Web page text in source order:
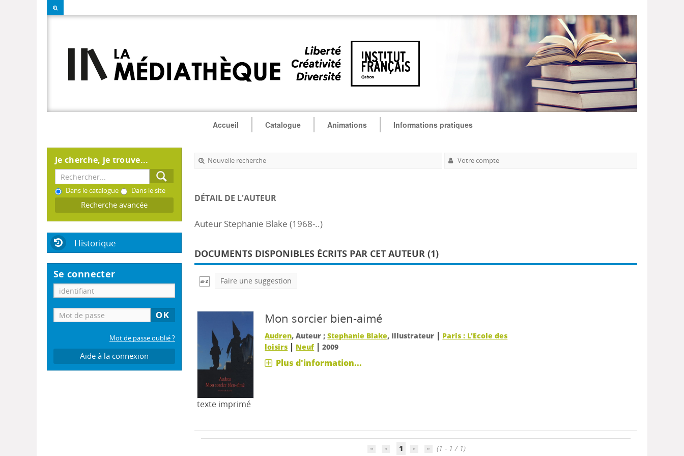
Accueil Catalogue Animations Informations pratiques
Je cherche, je trouve...
Dans le catalogue Dans le site
Recherche avancée
Historique
Se connecter
Mot de passe oublié ?
Aide à la connexion
Nouvelle recherche Votre compte
DÉTAIL DE L'AUTEUR
Auteur Stephanie Blake (1968-..)
DOCUMENTS DISPONIBLES ÉCRITS PAR CET AUTEUR (1)
Faire une suggestion
texte imprimé
Mon sorcier bien-aimé
Audren, Auteur ;Stephanie Blake, Illustrateur | Paris : L'Ecole des
loisirs | Neuf |2009
Plus d'information...
1 (1 - 1 / 1)